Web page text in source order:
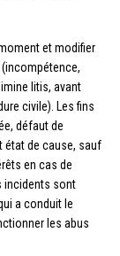
et modifier
litis, avant
civile). Les fins
défaut de
état de cause, sauf
en cas de
incidents sont
a conduit le
les abus